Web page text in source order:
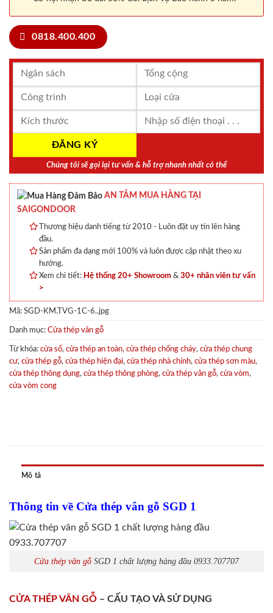
0818.400.400
Chúng tôi sẽ gọi lại tư vấn & hỗ trợ nhanh nhất có thể
AN TÂM MUA HÀNG TẠI
SAIGONDOOR
Thương hiệu danh tiếng từ 2010 - Luôn đặt uy tín lên hàng
đầu.
Sản phẩm đa dạng mới 100% và luôn được cập nhật theo xu
hướng.
Xem chi tiết: Hệ thống 20+ Showroom & 30+ nhân viên tư vấn
>
Mã: SGD-KM.TVG-1C-6..jpg
Danh mục: Cửa thép vân gỗ
Từ khóa: cửa sổ, cửa thép an toàn, cửa thép chống cháy, cửa thép chung
cư, cửa thép gỗ, cửa thép hiện đại, cửa thép nhà chính, cửa thép sơn màu,
cửa thép thông dụng, cửa thép thông phòng, cửa thép vân gỗ, cửa vòm,
cửa vòm cong
Mô tả
Thông tin về Cửa thép vân gỗ SGD 1
Cửa thép vân gỗ SGD 1 chất lượng hàng đầu 0933.707707
CỬA THÉP VÂN GỖ – CẤU TẠO VÀ SỬ DỤNG